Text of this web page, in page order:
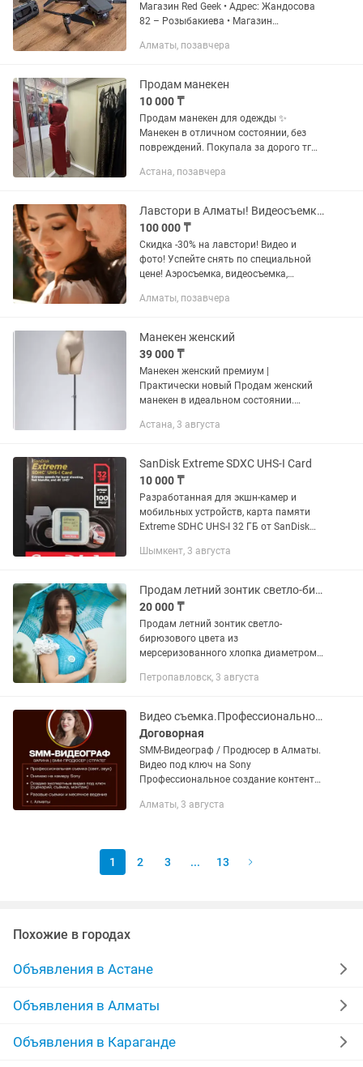
Магазин Red Geek • Адрес: Жандосова
82 – Розыбакиева • Магазин
Рассрочка 0-0-12 • Официальная
Алматы, позавчера
Продам манекен
10 000 ₸
Продам манекен для одежды ✨
Манекен в отличном состоянии, без
повреждений. Покупала за дорого тг
подойдет для бутика, шоурума или
Астана, позавчера
Лавстори в Алматы! Видеосъемка Love Story
100 000 ₸
Скидка -30% на лавстори! Видео и
фото! Успейте снять по специальной
цене! Аэросъемка, видеосъемка,
Алматы, позавчера
Манекен женский
39 000 ₸
Манекен женский премиум |
Практически новый Продам женский
манекен в идеальном состоянии.
фотосъемки одежды. ✔️ Состояние как
Астана, 3 августа
SanDisk Extreme SDXC UHS-I Card
10 000 ₸
Разработанная для экшн-камер и
мобильных устройств, карта памяти
Extreme SDHC UHS-I 32 ГБ от SanDisk
максимальную скорость чтения 100
Шымкент, 3 августа
Продам летний зонтик светло-бирюзового цвета
20 000 ₸
Продам летний зонтик светло-
бирюзового цвета из
мерсеризованного хлопка диаметром
элегантный аксессуар! Такой зонтик
оригинальности...
Петропавловск, 3 августа
Видео съемка.Профессиональное создание контента для экспертов
Договорная
SMM-Видеограф / Продюсер в Алматы.
Видео под ключ на Sony
Профессиональное создание контента
Снимаю на топовую камеру Sony с
Алматы, 3 августа
1 2 3 ... 13
Похожие в городах
Объявления в Астане
Объявления в Алматы
Объявления в Караганде